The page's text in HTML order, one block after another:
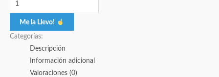
Me la Llevo!
Categorías:
Descripción
Información adicional
Valoraciones (0)